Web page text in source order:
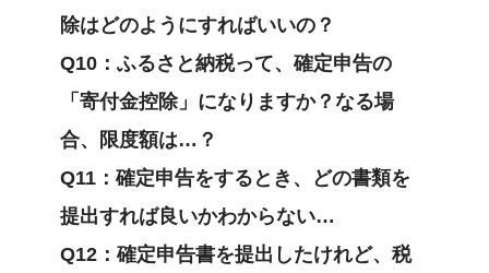
除はどのようにすればいいの？
Q10：ふるさと納税って、確定申告の
「寄付金控除」になりますか？なる場
合、限度額は…？
Q11：確定申告をするとき、どの書類を
提出すれば良いかわからない…
Q12：確定申告書を提出したけれど、税